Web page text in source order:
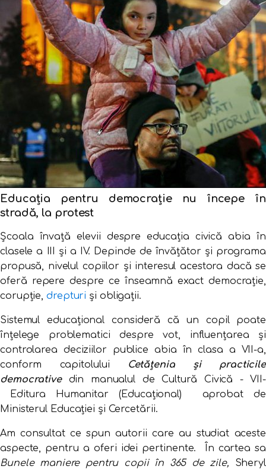
Educația pentru democrație nu începe în
stradă, la protest
Școala învață elevii despre educația civică abia în
clasele a III și a IV. Depinde de învățător și programa
propusă, nivelul copiilor și interesul acestora dacă se
oferă repere despre ce înseamnă exact democrație,
corupție, drepturi și obligații.
Sistemul educațional consideră că un copil poate
înțelege problematici despre vot, influențarea și
controlarea deciziilor publice abia în clasa a VII-a,
conform capitolului
Cetățenia și practicile
democrativedin manualul de Cultură Civică - VII-
Editura Humanitar (Educațional) aprobat de
Ministerul Educației și Cercetării.
Am consultat ce spun autorii care au studiat aceste
aspecte, pentru a oferi idei pertinente. În cartea sa
Bunele maniere pentru copii în 365 de zile, Sheryl